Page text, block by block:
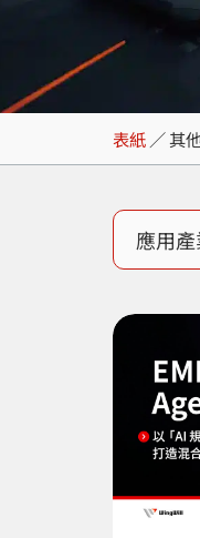
其
表紙 ／其